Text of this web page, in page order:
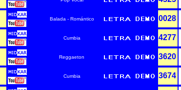
Balada - Romántico 0028
Cumbia 4277
Reggaeton 3620
Cumbia 3674